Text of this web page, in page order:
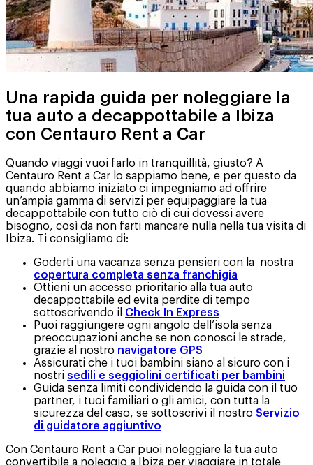
Una rapida guida per noleggiare la
tua auto a decappottabile a Ibiza
con Centauro Rent a Car
Quando viaggi vuoi farlo in tranquillità, giusto? A
Centauro Rent a Car lo sappiamo bene, e per questo da
quando abbiamo iniziato ci impegniamo ad offrire
un’ampia gamma di servizi per equipaggiare la tua
decappottabile con tutto ciò di cui dovessi avere
bisogno, così da non farti mancare nulla nella tua visita di
Ibiza. Ti consigliamo di:
Goderti una vacanza senza pensieri con la nostra
copertura completa senza franchigia
Ottieni un accesso prioritario alla tua auto
decappottabile ed evita perdite di tempo
sottoscrivendo il Check In Express
Puoi raggiungere ogni angolo dell’isola senza
preoccupazioni anche se non conosci le strade,
grazie al nostro navigatore GPS
Assicurati che i tuoi bambini siano al sicuro con i
nostri sedili e seggiolini certificati per bambini
Guida senza limiti condividendo la guida con il tuo
partner, i tuoi familiari o gli amici, con tutta la
sicurezza del caso, se sottoscrivi il nostro Servizio
di guidatore aggiuntivo
Con Centauro Rent a Car puoi noleggiare la tua auto
convertibile a noleggio a Ibiza per viaggiare in totale